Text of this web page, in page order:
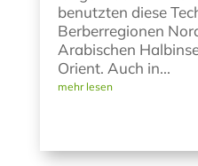
benutzten diese
Berberregionen
Arabischen
Orient. Auch in...
mehr lesen